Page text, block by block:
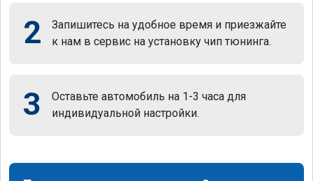
2
Запишитесь на удобное время и приезжайте
к нам в сервис на установку чип тюнинга.
3
Оставьте автомобиль на 1-3 часа для
индивидуальной настройки.